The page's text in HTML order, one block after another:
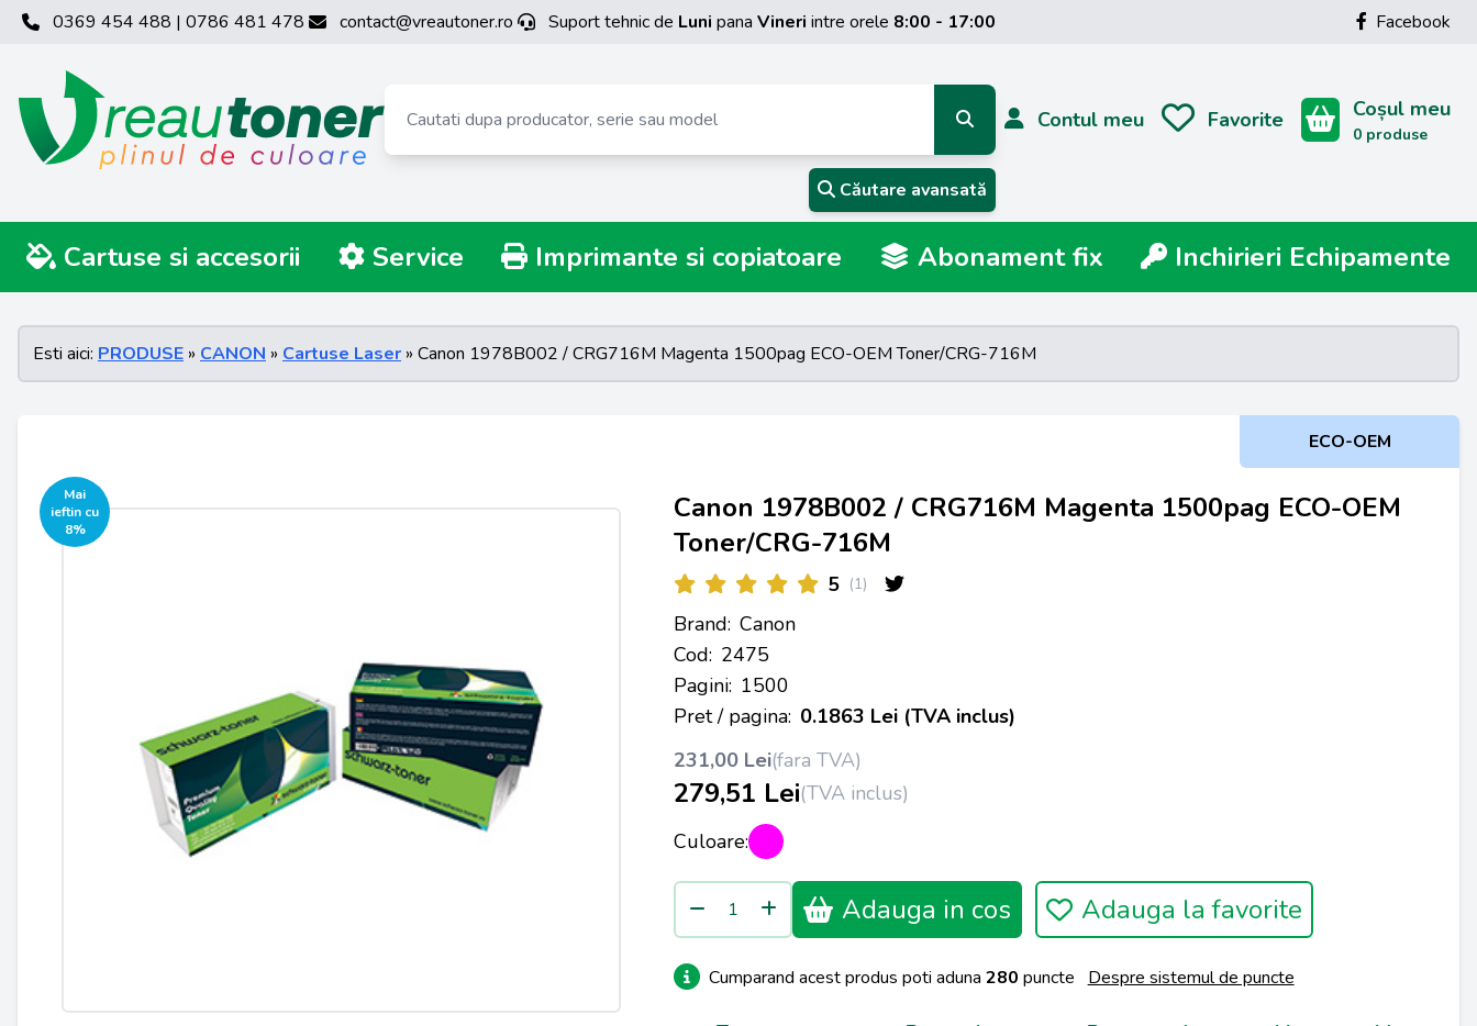
0369 454 488 | 0786 481 478 contact@vreautoner.ro Suport tehnic de Luni pana Vineri intre orele 8:00 - 17:00 Facebook
Căutare avansată
Contul meu Favorite Coșul meu
0 produse
Cartuse si accesorii Service Imprimante si copiatoare Abonament fix Inchirieri Echipamente
Esti aici: PRODUSE » CANON » Cartuse Laser » Canon 1978B002 / CRG716M Magenta 1500pag ECO-OEM Toner/CRG-716M
ECO-OEM
Mai
ieftin cu
8%
Canon 1978B002 / CRG716M Magenta 1500pag ECO-OEM
Toner/CRG-716M
5 (1)
Brand: Canon
Cod: 2475
Pagini: 1500
Pret / pagina: 0.1863 Lei (TVA inclus)
231,00 Lei(fara TVA)
279,51 Lei(TVA inclus)
Culoare:
Adauga in cos Adauga la favorite
Cumparand acest produs poti aduna 280 puncte Despre sistemul de puncte